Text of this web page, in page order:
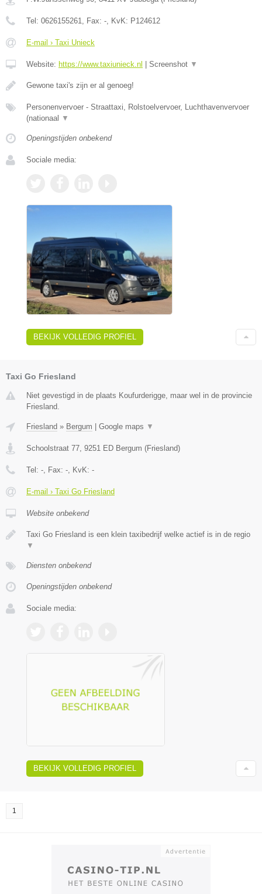
Tel: 0626155261, Fax: -, KvK: P124612
E-mail › Taxi Unieck
Website: https://www.taxiunieck.nl Screenshot ▼
Gewone taxi's zijn er al genoeg!
Personenvervoer - Straattaxi, Rolstoelvervoer, Luchthavenvervoer
(nationaal
▼
Openingstijden onbekend
Sociale media:
BEKIJK VOLLEDIG PROFIEL
Taxi Go Friesland
Niet gevestigd in de plaats Koufurderigge, maar wel in de provincie
Friesland.
Friesland » Bergum Google maps ▼
Schoolstraat 77 9251 ED Bergum (Friesland)
Tel: - , Fax: - , KvK: -
E-mail › Taxi Go Friesland
Website onbekend
Taxi Go Friesland is een klein taxibedrijf welke actief is in de regio
▼
Diensten onbekend
Openingstijden onbekend
Sociale media:
BEKIJK VOLLEDIG PROFIEL
1